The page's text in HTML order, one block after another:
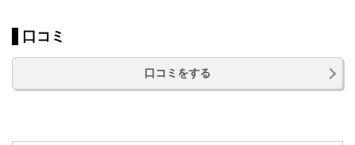
口コミ
口コミをする